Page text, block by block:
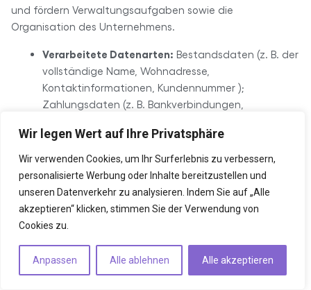
Wir legen Wert auf Ihre Privatsphäre
Wir verwenden Cookies, um Ihr Surferlebnis zu verbessern,
personalisierte Werbung oder Inhalte bereitzustellen und
unseren Datenverkehr zu analysieren. Indem Sie auf „Alle
akzeptieren“ klicken, stimmen Sie der Verwendung von
Cookies zu.
Anpassen Alle ablehnen Alle akzeptieren
und fördern Verwaltungsaufgaben sowie die
Organisation des Unternehmens.
Verarbeitete Datenarten: Bestandsdaten (z. B. der
vollständige Name, Wohnadresse,
Kontaktinformationen, Kundennummer );
Zahlungsdaten (z. B. Bankverbindungen,
Post- und E-Mail-Adressen); Inhaltsdaten (z. B.
textliche oder bildliche Nachrichten und Beiträge
sowie die sie betreffenden Informationen, wie z. B.
Angaben zur Autorenschaft). Vertragsdaten (z. B.
Vertragsgegenstand, Laufzeit, Kundenkategorie).
Betroffene Personen:
Auftraggeber; Interessenten;
Kommunikationspartner. Geschäfts- und